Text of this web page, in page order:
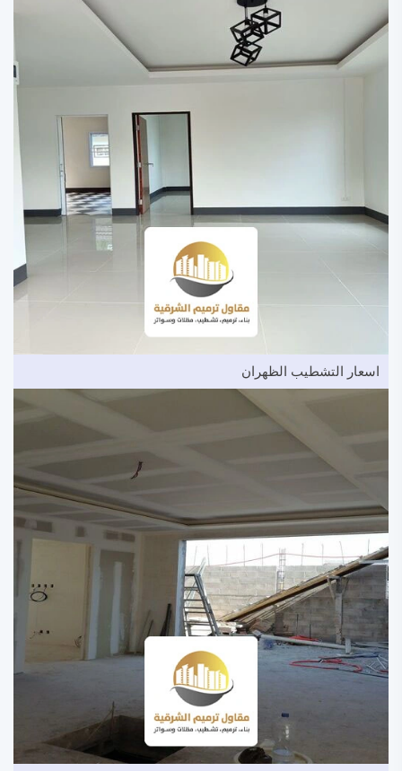
اسعار التشطيب الظهران